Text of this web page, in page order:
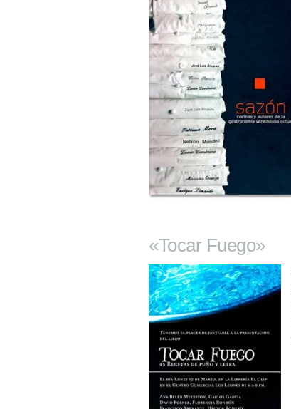
«Tocar Fuego»